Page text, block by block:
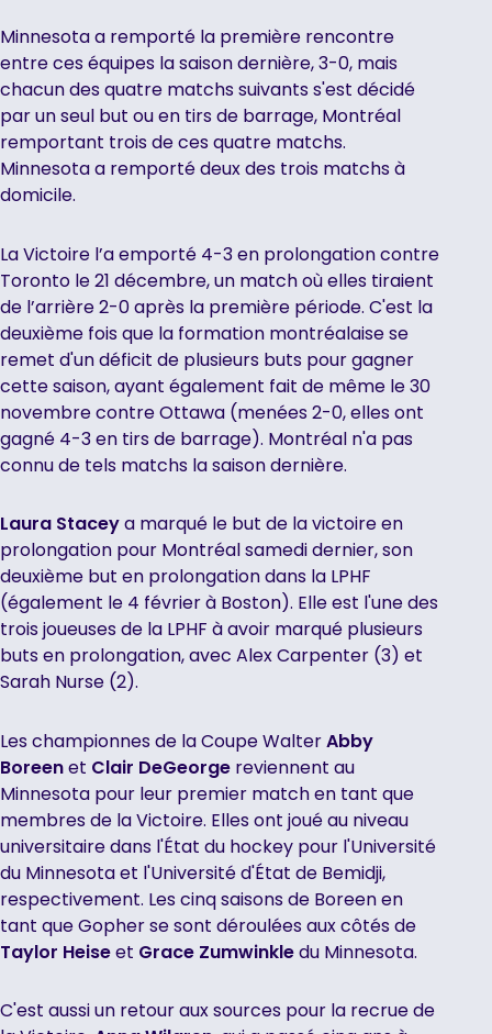
Minnesota a remporté la première rencontre
entre ces équipes la saison dernière, 3-0, mais
chacun des quatre matchs suivants s'est décidé
par un seul but ou en tirs de barrage, Montréal
remportant trois de ces quatre matchs.
Minnesota a remporté deux des trois matchs à
domicile.
La Victoire l’a emporté 4-3 en prolongation contre
Toronto le 21 décembre, un match où elles tiraient
de l’arrière 2-0 après la première période. C'est la
deuxième fois que la formation montréalaise se
remet d'un déficit de plusieurs buts pour gagner
cette saison, ayant également fait de même le 30
novembre contre Ottawa (menées 2-0, elles ont
gagné 4-3 en tirs de barrage). Montréal n'a pas
connu de tels matchs la saison dernière.
Laura Staceya marqué le but de la victoire en
prolongation pour Montréal samedi dernier, son
deuxième but en prolongation dans la LPHF
(également le 4 février à Boston). Elle est l'une des
trois joueuses de la LPHF à avoir marqué plusieurs
buts en prolongation, avec Alex Carpenter (3) et
Sarah Nurse (2).
Les championnes de la Coupe WalterAbby
Boreenet Clair DeGeorge reviennent au
Minnesota pour leur premier match en tant que
membres de la Victoire. Elles ont joué au niveau
universitaire dans l'État du hockey pour l'Université
du Minnesota et l'Université d'État de Bemidji,
respectivement. Les cinq saisons de Boreen en
tant que Gopher se sont déroulées aux côtés de
Taylor Heiseet Grace Zumwinkledu Minnesota.
C'est aussi un retour aux sources pour la recrue de